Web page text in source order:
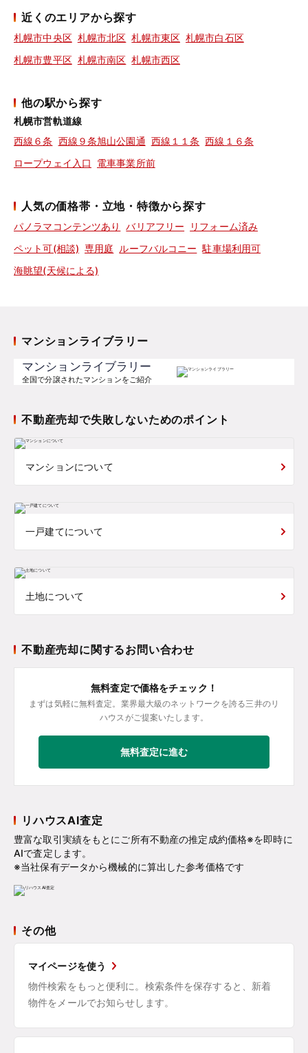
近くのエリアから探す
札幌市中央区 札幌市北区 札幌市東区 札幌市白石区
札幌市豊平区 札幌市南区 札幌市西区
他の駅から探す
札幌市営軌道線
西線６条 西線９条旭山公園通 西線１１条 西線１６条
ロープウェイ入口
電車事業所前
人気の価格帯・立地・特徴から探す
パノラマコンテンツあり バリアフリー
リフォーム済み
ペット可(相談) 専用庭 ルーフバルコニー 駐車場利用可
海眺望(天候による)
マンションライブラリー
マンションライブラリー
全国で分譲されたマンションをご紹介
不動産売却で失敗しないためのポイント
マンションについて
一戸建てについて
土地について
不動産売却に関するお問い合わせ
無料査定で価格をチェック！
まずは気軽に無料査定。業界最大級のネットワークを誇る三井のリ
ハウスがご提案いたします。
無料査定に進む
リハウスAI査定
豊富な取引実績をもとにご所有不動産の推定成約価格※を即時に
AIで査定します。
※当社保有データから機械的に算出した参考価格です
その他
マイページを使う
物件検索をもっと便利に。検索条件を保存すると、新着
物件をメールでお知らせします。